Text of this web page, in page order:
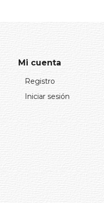
Mi cuenta
Registro
Iniciar sesión